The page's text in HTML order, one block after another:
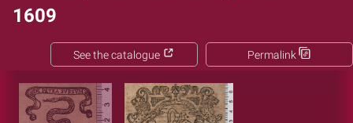
1609
Permalink
See the catalogue